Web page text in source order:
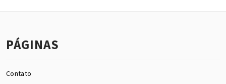
PÁGINAS
Contato